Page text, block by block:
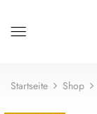
Startseite Shop